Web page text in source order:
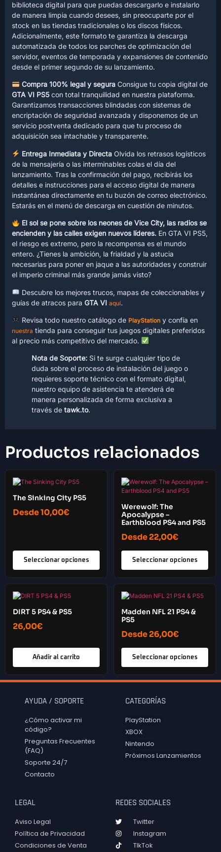
biblioteca digital para que puedas descargarlo e instalarlo
de manera limpia cuando desees, sin preocuparte por el
stock en las tiendas tradicionales o los discos físicos.
Adicionalmente, este formato te garantiza la descarga
automatizada de todos los parches de optimización del
servidor, eventos de temporada y expansiones de contenido
desde el primer segundo de su lanzamiento.
Compra 100% legal y seguraConsigue tu copia digital de
GTA VI PS5 con total tranquilidad en nuestra plataforma.
Garantizamos transacciones blindadas con sistemas de
encriptación de seguridad avanzada y disponemos de un
servicio postventa dedicado para que tu proceso de
adquisición sea intachable y transparente.
Entrega Inmediata y DirectaOlvida los retrasos logísticos
de la mensajería o las interminables colas el día del
lanzamiento. Tras la confirmación del pago, recibirás los
detalles e instrucciones para el acceso digital de manera
instantánea directamente en tu buzón de correo electrónico.
Estarás en el menú de descarga en cuestión de minutos.
El sol se pone sobre los neones de Vice City, las radios se
encienden y las calles exigen nuevos líderes. En GTA VI PS5,
el riesgo es extremo, pero la recompensa es el mundo
entero. ¿Tienes la ambición, la frialdad y la astucia
necesarias para poner en jaque a las autoridades y construir
el imperio criminal más grande jamás visto?
Descubre los mejores trucos, mapas de coleccionables y
guías de atracos para GTA VI aquí.
Revisa todo nuestro catálogo de PlayStationy confía en
nuestra tienda para conseguir tus juegos digitales preferidos
al precio más competitivo del mercado.
Nota de Soporte: Si te surge cualquier tipo de
duda sobre el proceso de instalación del juego o
requieres soporte técnico con el formato digital,
nuestro equipo de asistencia te atenderá de
manera personalizada de forma exclusiva a
través de tawk.to.
Productos relacionados
The Sinking City PS5
Desde10,00€
Seleccionar opciones
Werewolf: The
Apocalypse –
Earthblood PS4 and PS5
Desde22,00€
Seleccionar opciones
DIRT 5 PS4 & PS5
26,00€
Añadir al carrito
Madden NFL 21 PS4 &
PS5
Desde26,00€
Seleccionar opciones
AYUDA / SOPORTE
¿Cómo activar mi
código?
Preguntas Frecuentes
(FAQ)
Soporte 24/7
Contacto
CATEGORÍAS
PlayStation
XBOX
Nintendo
Próximos Lanzamientos
LEGAL
Aviso Legal
Política de Privacidad
Condiciones de Venta
REDES SOCIALES
Twitter
Instagram
TIkTok